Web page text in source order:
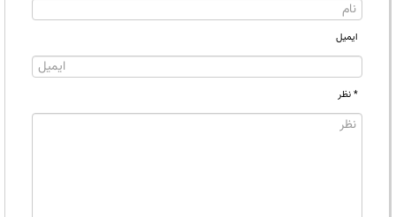
ایمیل
* نظر